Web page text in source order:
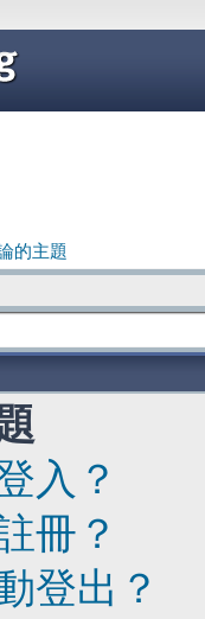
的主題
入？
冊？
登出？